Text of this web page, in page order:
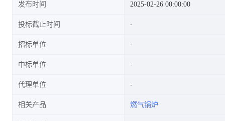
发布时间 2025-02-26 00:00:00
投标截止时间
招标单位
中标单位
代理单位
相关产品 燃气锅炉